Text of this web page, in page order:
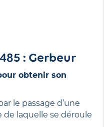
: Gerbeur
obtenir son
le passage d’une
de laquelle se déroule